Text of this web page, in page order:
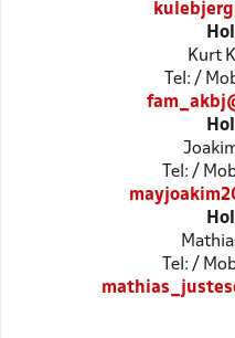
Kurt
Tel: /
Tel: /
Tel: /